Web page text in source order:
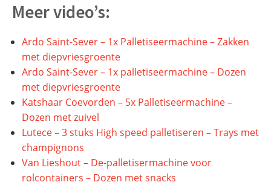
Meer video’s:
Ardo Saint-Sever – 1x Palletiseermachine – Zakken
met diepvriesgroente
Ardo Saint-Sever – 1x palletiseermachine – Dozen
met diepvriesgroente
Katshaar Coevorden – 5x Palletiseermachine –
Dozen met zuivel
Lutece – 3 stuks High speed palletiseren – Trays met
champignons
Van Lieshout – De-palletisermachine voor
rolcontainers – Dozen met snacks